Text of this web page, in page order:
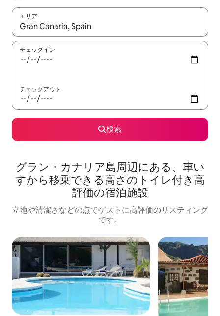
エリア
検索結果が表示されたら、上下の矢印キーを使って移動するか
チェックイン
チェックアウト
検索
グラン・カナリア島周辺にある、車い
すから移乗できる高さのトイレ付き高
評価の宿泊施設
立地や清潔さなどの点でゲストに高評価のリスティング
です。